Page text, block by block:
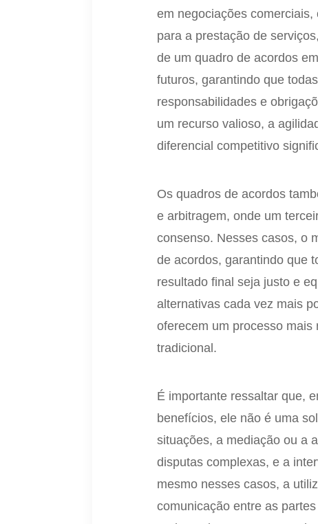
em negociações
para a prestação de
de um quadro de acordos
futuros, garantindo que
responsabilidades e
um recurso valioso, a
diferencial competitivo
Os quadros de acordos
e arbitragem, onde um
consenso. Nesses casos, o
de acordos, garantindo que
resultado final seja justo e
alternativas cada vez mais
oferecem um processo mais
tradicional.
É importante ressaltar que,
benefícios, ele não é uma
situações, a mediação ou a
disputas complexas, e a
mesmo nesses casos, a
comunicação entre as